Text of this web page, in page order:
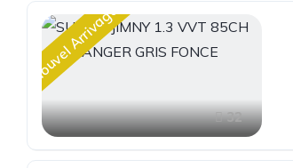
Nouvel Arrivage
32